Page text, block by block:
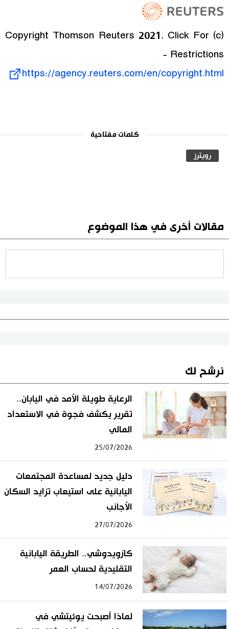
(c) Copyright Thomson Reuters 2021. Click For
Restrictions -
https://agency.reuters.com/en/copyright.html
كلمات مفتاحية
رويترز
مقالات أخرى في هذا الموضوع
نرشح لك
الرعاية طويلة الأمد في اليابان..
تقرير يكشف فجوة في الاستعداد
المالي
25/07/2026
دليل جديد لمساعدة المجتمعات
اليابانية على استيعاب تزايد السكان
الأجانب
27/07/2026
كازويدوشي.. الطريقة اليابانية
التقليدية لحساب العمر
14/07/2026
لماذا أصبحت يوئيتشي في